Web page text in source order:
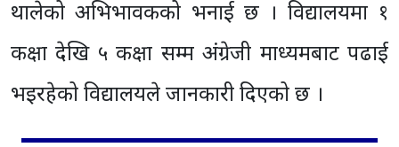
थालेको अभिभावकको भनाई छ । विद्यालयमा १
कक्षा देखि ५ कक्षा सम्म अंग्रेजी माध्यमबाट पढाई
भइरहेको विद्यालयले जानकारी दिएको छ ।